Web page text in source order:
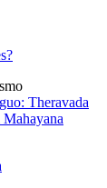
Theravada